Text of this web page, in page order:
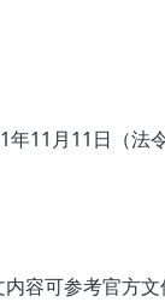
11月11日（法
容可参考官方